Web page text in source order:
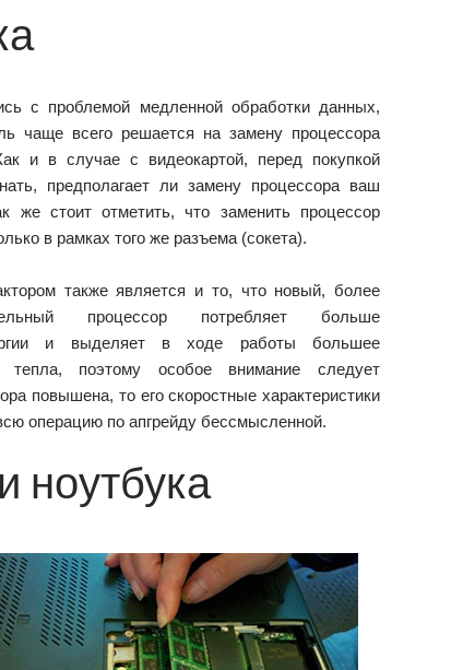
с проблемой медленной обработки данных,
чаще всего решается на замену процессора
и в случае с видеокартой, перед покупкой
предполагает ли замену процессора ваш
же стоит отметить, что заменить процессор
в рамках того же разъема (сокета).
также является и то, что новый, более
процессор потребляет больше
и выделяет в ходе работы большее
тепла, поэтому особое внимание следует
повышена, то его скоростные характеристики
операцию по апгрейду бессмысленной.
ноутбука